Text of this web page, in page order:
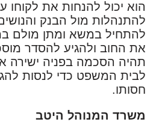
הוא יכול להנחות את לקוחו על
להתנהלות מול הבנק והנושים.
להתחיל במשא ומתן מולם
את החוב ולהגיע להסדר
תהיה הסכמה בפניה ישירה אז
לבית המשפט כדי לנסות
חסותו.
משרד המנוהל היטב